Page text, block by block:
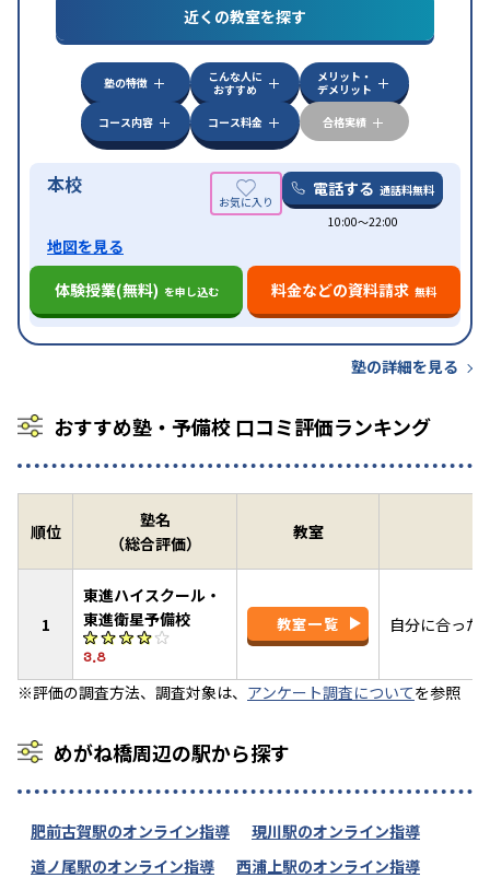
(漢字検定)対策
中高一貫校生に対応成績保証制度あり授業の振替
可能不登校生に対応学習にPC・タブレットを利用
オンライン対応1科目から受講可能
近くの教室を探す
塾の特徴
こんな人に
おすすめ
メリット・
デメリット
コース内容
コース料金 合格実績
本校 電話する 通話料無料
10:00〜22:00
地図を見る
体験授業(無料) を申し込む 料金などの資料請求 無料
塾の詳細を見る
おすすめ塾・予備校 口コミ評価ランキング
順位
塾名
（総合評価）
教室
1
東進ハイスクール・
東進衛星予備校
3.8
教室一覧 自分に合った
※評価の調査方法、調査対象は、 アンケート調査についてを参照
めがね橋周辺の駅から探す
肥前古賀駅のオンライン指導
現川駅のオンライン指導
道ノ尾駅のオンライン指導
西浦上駅のオンライン指導